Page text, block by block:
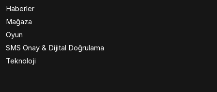
Haberler
Mağaza
Oyun
SMS Onay & Dijital Doğrulama
Teknoloji